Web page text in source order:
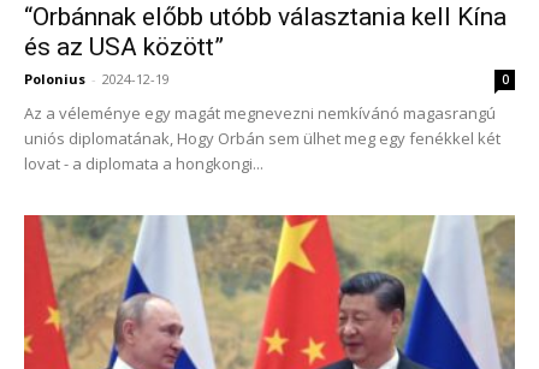
“Orbánnak előbb utóbb választania kell Kína
és az USA között”
Polonius - 2024-12-19 0
Az a véleménye egy magát megnevezni nemkívánó magasrangú
uniós diplomatának, Hogy Orbán sem ülhet meg egy fenékkel két
lovat - a diplomata a hongkongi...